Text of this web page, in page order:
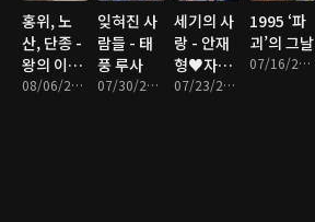
홍위, 노
산, 단종 -
왕의 이름
을 찾아서
08/06/2026 • 1시간 24분
잊혀진 사
람들 - 태
풍 루사
07/30/2026 • 1시간 14분
세기의 사
랑 - 안재
형♥자오
즈민
07/23/2026 • 1시간 25분
1995 ‘파
괴’의 그날
07/16/2026 • 1시간 14분